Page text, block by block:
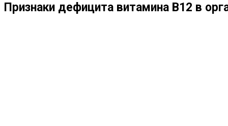
Признаки дефицита витамина В12 в